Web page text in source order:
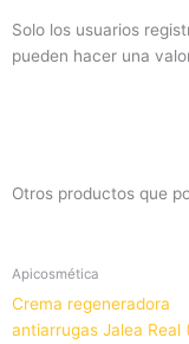
Solo los usuarios
pueden hacer una
Otros productos que
Apicosmética
Crema regeneradora
antiarrugas Jalea Real